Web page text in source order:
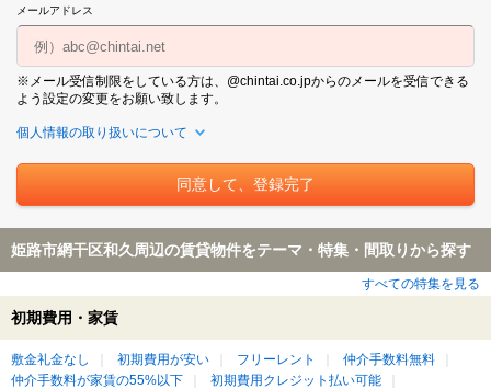
メールアドレス
※メール受信制限をしている方は、@chintai.co.jpからのメールを受信できる
よう設定の変更をお願い致します。
個人情報の取り扱いについて
姫路市網干区和久周辺の賃貸物件をテーマ・特集・間取りから探す
すべての特集を見る
初期費用・家賃
敷金礼金なし 初期費用が安い フリーレント
仲介手数料無料
仲介手数料が家賃の55%以下
初期費用クレジット払い可能